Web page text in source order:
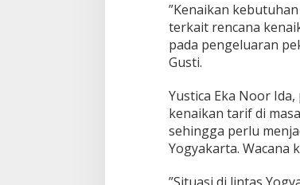
”Kenaikan
terkait rencana
pada pengeluaran
Gusti.
Yustica Eka Noor
kenaikan tarif di
sehingga perlu
Yogyakarta. Wacana